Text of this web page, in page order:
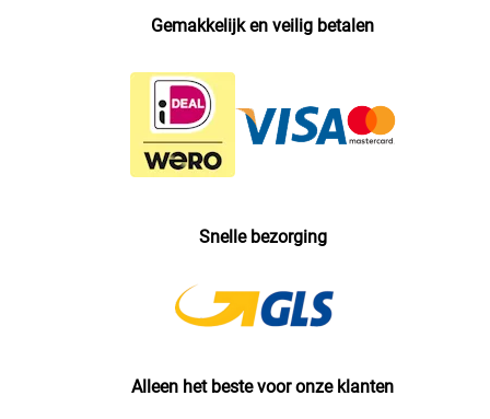
Gemakkelijk en veilig betalen
Snelle bezorging
Alleen het beste voor onze klanten